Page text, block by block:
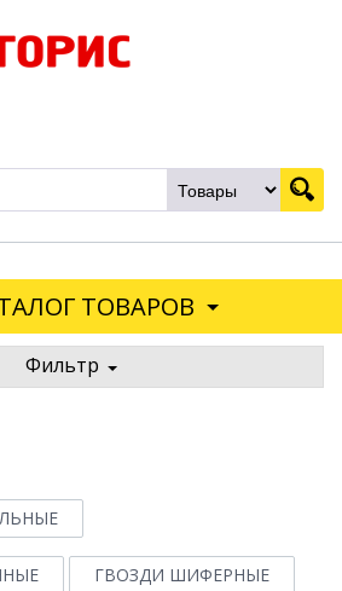
ТОВАРОВ
Фильтр
ГВОЗДИ ШИФЕРНЫЕ